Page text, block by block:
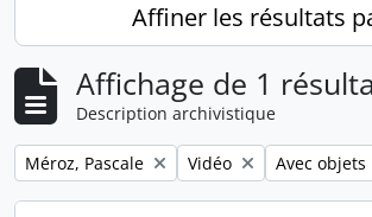
Affiner les résultats
Affichage de 1
Description archivistique
Remove filter:
Méroz, Pascale Remove filter:
Vidéo Remove
Avec